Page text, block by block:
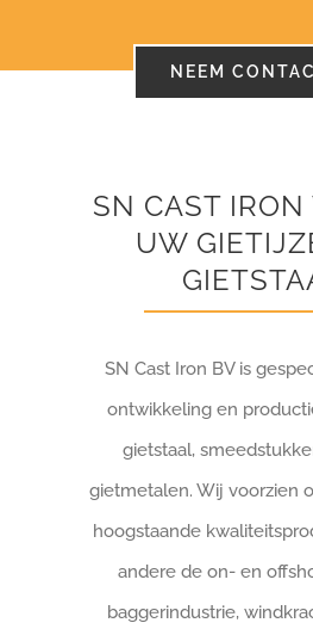
NEEM
SN CAST IRON
UW
SN Cast Iron BV is
ontwikkeling en
gietstaal,
gietmetalen. Wij voorzien
hoogstaande
andere de on- en
baggerindustrie,